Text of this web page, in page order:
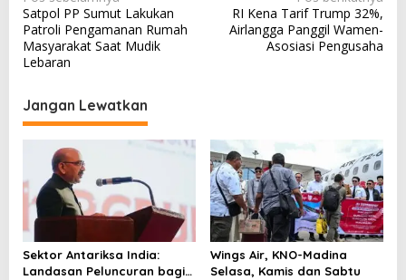
a
v
i
g
a
s
i
p
o
s
Satpol PP Sumut Lakukan
Patroli Pengamanan Rumah
Masyarakat Saat Mudik
Lebaran
RI Kena Tarif Trump 32%,
Airlangga Panggil Wamen-
Asosiasi Pengusaha
Jangan Lewatkan
Sektor Antariksa India:
Landasan Peluncuran bagi
Wings Air, KNO-Madina
Selasa, Kamis dan Sabtu